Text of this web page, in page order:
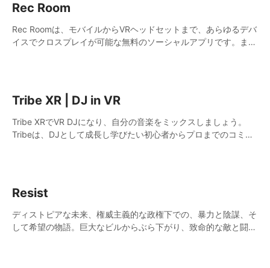
Rec Room
Rec Roomは、モバイルからVRヘッドセットまで、あらゆるデバ
イスでクロスプレイが可能な無料のソーシャルアプリです。まる
Tribe XR | DJ in VR
Tribe XRでVR DJになり、自分の音楽をミックスしましょう。
Tribeは、DJとして成長し学びたい初心者からプロまでのコミュ
Resist
ディストピアな未来、権威主義的な政権下での、暴力と陰謀、そ
して希望の物語。巨大なビルからぶら下がり、致命的な敵と闘い